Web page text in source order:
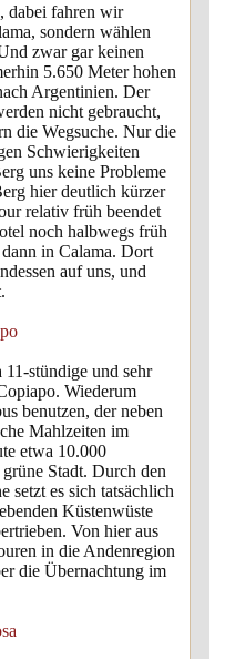
dabei fahren wir
sondern wählen
zwar gar keinen
5.650 Meter hohen
Argentinien. Der
nicht gebraucht,
die Wegsuche. Nur die
Schwierigkeiten
uns keine Probleme
hier deutlich kürzer
relativ früh beendet
noch halbwegs früh
in Calama. Dort
auf uns, und
stündige und sehr
Wiederum
benutzen, der neben
Mahlzeiten im
etwa 10.000
Stadt. Durch den
setzt es sich tatsächlich
Küstenwüste
Von hier aus
in die Andenregion
die Übernachtung im